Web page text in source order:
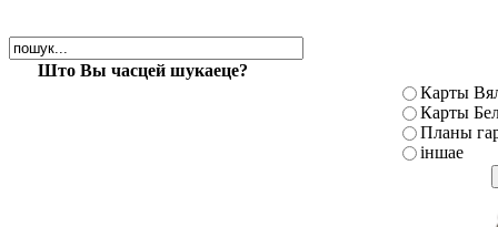
Што Вы часцей шукаеце?
Карты
Карты
Планы
іншае